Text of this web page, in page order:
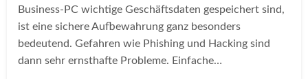
Business-PC wichtige Geschäftsdaten gespeichert sind,
ist eine sichere Aufbewahrung ganz besonders
bedeutend. Gefahren wie Phishing und Hacking sind
dann sehr ernsthafte Probleme. Einfache…